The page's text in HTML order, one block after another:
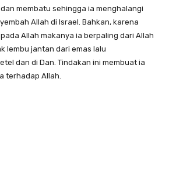
membatu sehingga ia menghalangi
Allah di Israel. Bahkan, karena
Allah makanya ia berpaling dari Allah
lembu jantan dari emas lalu
dan di Dan. Tindakan ini membuat ia
terhadap Allah.